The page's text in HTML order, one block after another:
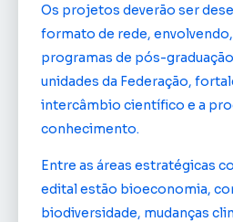
Os projetos deverão ser
formato de rede,
programas de pós-
unidades da Federação,
intercâmbio científico e a
conhecimento.
Entre as áreas estratégicas
edital estão bioeconomia,
biodiversidade, mudanças